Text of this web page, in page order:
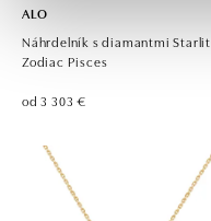
ALO
Náhrdelník s diamantmi Starlit
Zodiac Pisces
od 3 303 €